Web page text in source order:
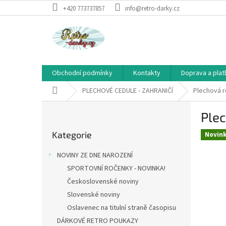
na
+420 773737857 info@retro-darky.cz
Obchodní podmínky Kontakty Doprava a
Domů PLECHOVÉ CEDULE - ZAHRANIČÍ Plechová
kategorie
Kategorie
NOVINY ZE DNE NAROZENÍ
SPORTOVNÍ ROČENKY - NOVINKA!
Československé noviny
Slovenské noviny
Oslavenec na titulní straně časopisu
DÁRKOVÉ RETRO POUKAZY